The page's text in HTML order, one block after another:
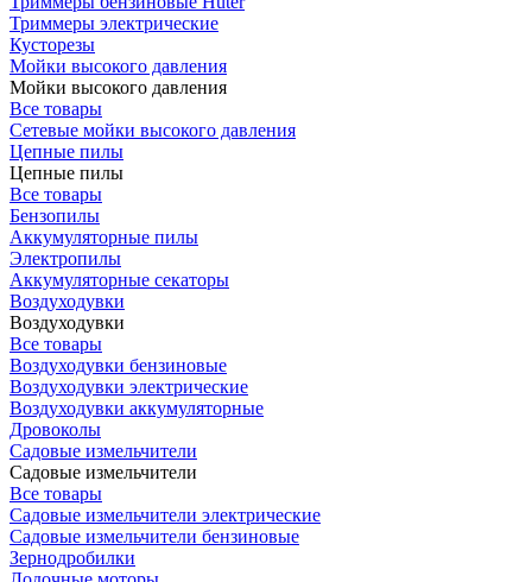
Триммеры электрические
Кусторезы
Мойки высокого давления
Мойки высокого давления
Все товары
Сетевые мойки высокого давления
Цепные пилы
Цепные пилы
Все товары
Бензопилы
Аккумуляторные пилы
Электропилы
Аккумуляторные секаторы
Воздуходувки
Воздуходувки
Все товары
Воздуходувки бензиновые
Воздуходувки электрические
Воздуходувки аккумуляторные
Дровоколы
Садовые измельчители
Садовые измельчители
Все товары
Садовые измельчители электрические
Садовые измельчители бензиновые
Зернодробилки